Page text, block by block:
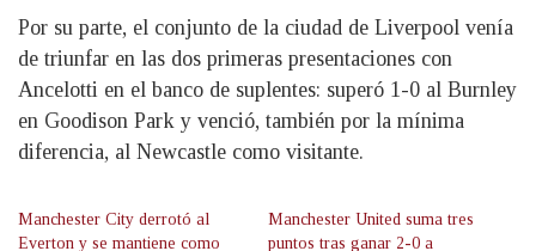
Por su parte, el conjunto de la ciudad de Liverpool venía
de triunfar en las dos primeras presentaciones con
Ancelotti en el banco de suplentes: superó 1-0 al Burnley
en Goodison Park y venció, también por la mínima
diferencia, al Newcastle como visitante.
Manchester City derrotó al
Everton y se mantiene como
Manchester United suma tres
puntos tras ganar 2-0 a